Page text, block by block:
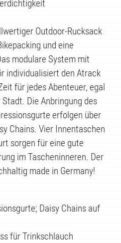
Outdoor-Rucksack
und eine
modulare System mit
individualisiert den Atrack
für jedes Abenteuer, egal
Die Anbringung des
erfolgen über
Chains. Vier Innentaschen
sorgen für eine gute
im Tascheninneren. Der
made in Germany!
Daisy Chains auf
für Trinkschlauch